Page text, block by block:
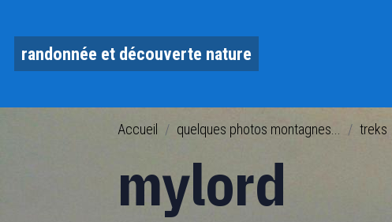
randonnée et découverte nature
Accueil quelques photos montagnes... treks
mylord